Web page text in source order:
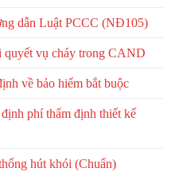
dẫn Luật PCCC (NĐ105)
vụ cháy trong CAND
về bảo hiểm bắt buộc
phí thẩm định thiết kế
hút khói (Chuẩn)